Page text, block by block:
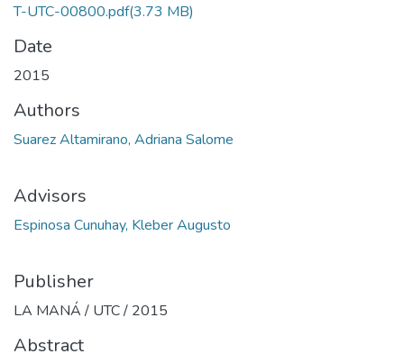
T-UTC-00800.pdf(3.73 MB)
Date
2015
Authors
Suarez Altamirano, Adriana Salome
Advisors
Espinosa Cunuhay, Kleber Augusto
Publisher
LA MANÁ / UTC / 2015
Abstract